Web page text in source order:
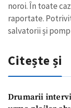
noroi.În toate
raportate.
salvatorii și
Citește și
Drumarii